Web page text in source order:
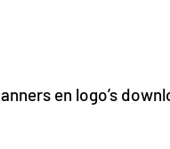
en logo’s